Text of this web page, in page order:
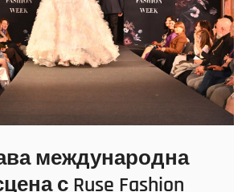
международна
с Ruse Fashion